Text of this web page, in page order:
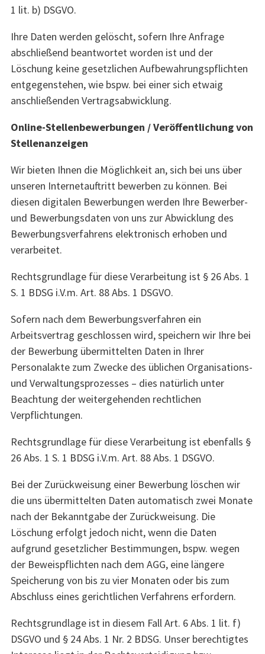
1 lit. b) DSGVO.
Ihre Daten werden gelöscht, sofern Ihre Anfrage
abschließend beantwortet worden ist und der
Löschung keine gesetzlichen Aufbewahrungspflichten
entgegenstehen, wie bspw. bei einer sich etwaig
anschließenden Vertragsabwicklung.
Online-Stellenbewerbungen / Veröffentlichung von
Stellenanzeigen
Wir bieten Ihnen die Möglichkeit an, sich bei uns über
unseren Internetauftritt bewerben zu können. Bei
diesen digitalen Bewerbungen werden Ihre Bewerber-
und Bewerbungsdaten von uns zur Abwicklung des
Bewerbungsverfahrens elektronisch erhoben und
verarbeitet.
Rechtsgrundlage für diese Verarbeitung ist § 26 Abs. 1
S. 1 BDSG i.V.m. Art. 88 Abs. 1 DSGVO.
Sofern nach dem Bewerbungsverfahren ein
Arbeitsvertrag geschlossen wird, speichern wir Ihre bei
der Bewerbung übermittelten Daten in Ihrer
Personalakte zum Zwecke des üblichen Organisations-
und Verwaltungsprozesses – dies natürlich unter
Beachtung der weitergehenden rechtlichen
Verpflichtungen.
Rechtsgrundlage für diese Verarbeitung ist ebenfalls §
26 Abs. 1 S. 1 BDSG i.V.m. Art. 88 Abs. 1 DSGVO.
Bei der Zurückweisung einer Bewerbung löschen wir
die uns übermittelten Daten automatisch zwei Monate
nach der Bekanntgabe der Zurückweisung. Die
Löschung erfolgt jedoch nicht, wenn die Daten
aufgrund gesetzlicher Bestimmungen, bspw. wegen
der Beweispflichten nach dem AGG, eine längere
Speicherung von bis zu vier Monaten oder bis zum
Abschluss eines gerichtlichen Verfahrens erfordern.
Rechtsgrundlage ist in diesem Fall Art. 6 Abs. 1 lit. f)
DSGVO und § 24 Abs. 1 Nr. 2 BDSG. Unser berechtigtes